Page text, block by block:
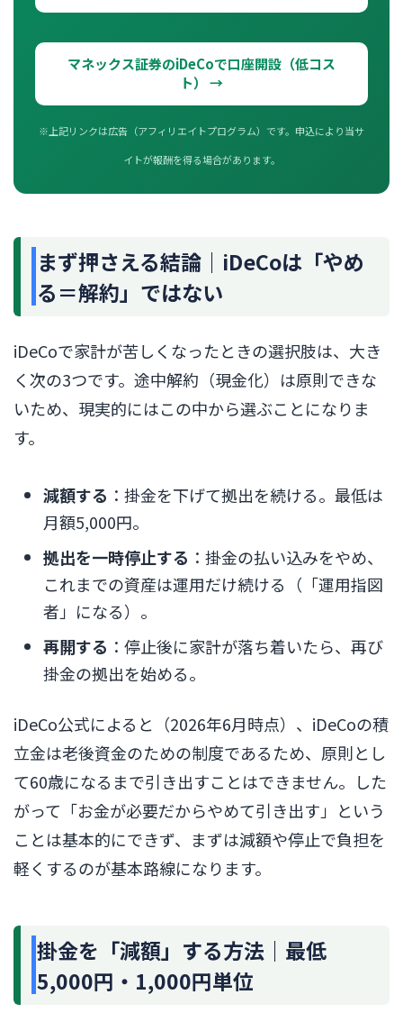
マネックス証券のiDeCoで口座開設（低コス
ト） →
※上記リンクは広告（アフィリエイトプログラム）です。申込により当サ
イトが報酬を得る場合があります。
まず押さえる結論｜iDeCoは「やめ
る＝解約」ではない
iDeCoで家計が苦しくなったときの選択肢は、大き
く次の3つです。途中解約（現金化）は原則できな
いため、現実的にはこの中から選ぶことになりま
す。
減額する ：掛金を下げて拠出を続ける。最低は
月額5,000円。
拠出を一時停止する ：掛金の払い込みをやめ、
これまでの資産は運用だけ続ける（「運用指図
者」になる）。
再開する ：停止後に家計が落ち着いたら、再び
掛金の拠出を始める。
iDeCo公式によると（2026年6月時点）、iDeCoの積
立金は老後資金のための制度であるため、原則とし
て60歳になるまで引き出すことはできません。した
がって「お金が必要だからやめて引き出す」という
ことは基本的にできず、まずは減額や停止で負担を
軽くするのが基本路線になります。
掛金を「減額」する方法｜最低
5,000円・1,000円単位